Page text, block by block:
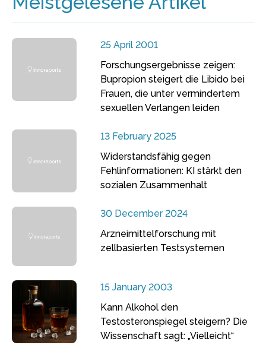
25 April 2001
Forschungsergebnisse zeigen:
Bupropion steigert die Libido bei
Frauen, die unter vermindertem
sexuellen Verlangen leiden
13 February 2025
Widerstandsfähig gegen
Fehlinformationen: KI stärkt den
sozialen Zusammenhalt
30 December 2024
Arzneimittelforschung mit
zellbasierten Testsystemen
15 January 2003
Kann Alkohol den
Testosteronspiegel steigern? Die
Wissenschaft sagt: „Vielleicht“